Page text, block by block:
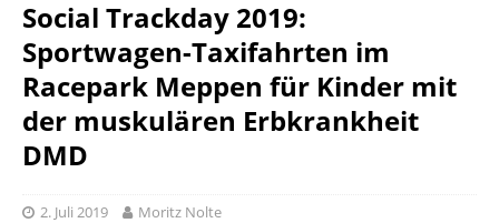
Social Trackday 2019:
Sportwagen-Taxifahrten im
Racepark Meppen für Kinder mit
der muskulären Erbkrankheit
DMD
2. Juli 2019 Moritz Nolte